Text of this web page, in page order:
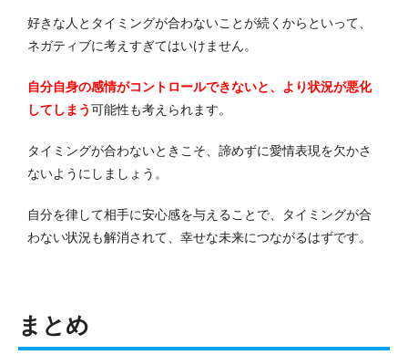
好きな人とタイミングが合わないことが続くからといって、
ネガティブに考えすぎてはいけません。
自分自身の感情がコントロールできないと、より状況が悪化
してしまう可能性も考えられます。
タイミングが合わないときこそ、諦めずに愛情表現を欠かさ
ないようにしましょう。
自分を律して相手に安心感を与えることで、タイミングが合
わない状況も解消されて、幸せな未来につながるはずです。
まとめ